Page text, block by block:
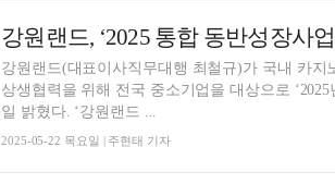
강원랜드, ‘2025 통합 동반성장사
강원랜드(대표이사직무대행 최철규)가 국내 카지
상생협력을 위해 전국 중소기업을 대상으로
일 밝혔다. ‘강원랜드 ...
2025-05-22 목요일 | 주현태 기자